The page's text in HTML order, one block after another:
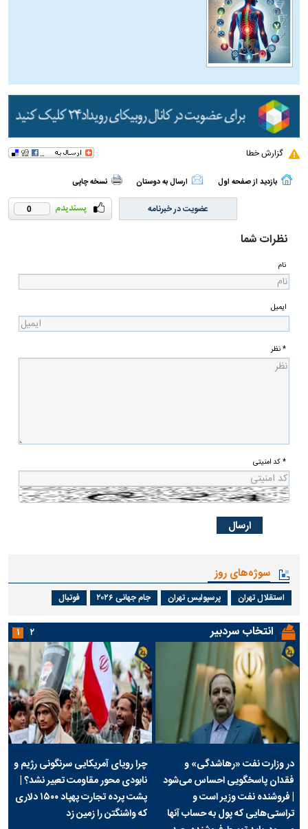
گزارش خطا
بازدید از صفحه اول ارسال به دوستان نسخه چاپی
0 عضویت در خبرنامه
نظرات شما
نام
ایمیل
* نظر
* کد امنیتی
سوژه‌های روز
استقلال تهران پرسپولیس تهران جام جهانی ۲۰۲۶ فوتبال
انتخاب سردبیر
در وزارت نفت «رهاشدگی» و
فقدان پاسخگویی احساس می‌شود
| فروشنده نفت وزیر است و
تراستی‌هایی که پول به حساب آنها
چرا رویای آمریکایی سرنگونی رژیم و
نابودی محور مقاومت تعبیر نشد؟ |
پشت پرده تجارت پهپاد‌ ۱۵۰۰ دلاری
که واشنگتن را زمین زد
۱ ۲